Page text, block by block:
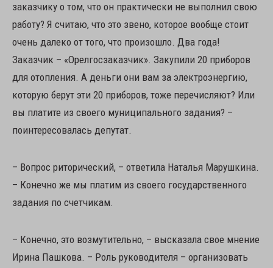
заказчику о том, что он практически не выполнил свою
работу? Я считаю, что это звено, которое вообще стоит
очень далеко от того, что произошло. Два года!
Заказчик – «Орелгосзаказчик». Закупили 20 приборов
для отопления. А деньги они вам за электроэнергию,
которую берут эти 20 приборов, тоже перечисляют? Или
вы платите из своего муниципального задания? –
поинтересовалась депутат.
– Вопрос риторический, – ответила Наталья Марушкина.
– Конечно же мы платим из своего государственного
задания по счетчикам.
– Конечно, это возмутительно, – высказала свое мнение
Ирина Пашкова. – Роль руководителя – организовать